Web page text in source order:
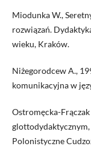
Miodunka W.,
rozwiązań.
wieku, Kraków.
Niżegorodcew A.,
komunikacyjna w
Ostromęcka-
glottodydaktycznym,
Polonistyczne